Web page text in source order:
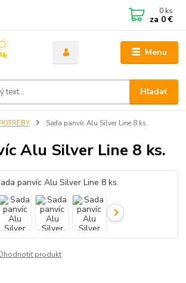
Menu
Hľadať
0 ks
za 0 €
Sada panvíc Alu Silver Line 8 ks.
Alu Silver Line 8 ks.
produkt